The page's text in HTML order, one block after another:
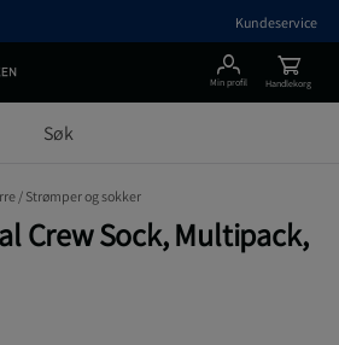
Kundeservice
Min profil Handlekorg
/ Strømper og sokker
Crew Sock, Multipack,